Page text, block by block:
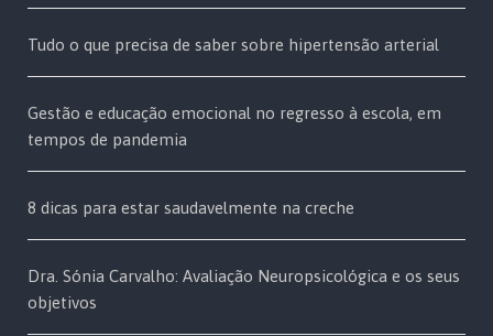
Tudo o que precisa de saber sobre hipertensão arterial
Gestão e educação emocional no regresso à escola, em
tempos de pandemia
8 dicas para estar saudavelmente na creche
Dra. Sónia Carvalho: Avaliação Neuropsicológica e os seus
objetivos